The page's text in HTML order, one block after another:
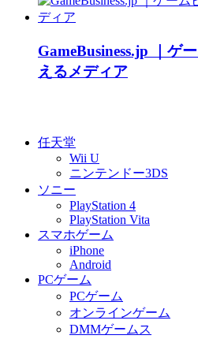
GameBusiness.jp ｜ゲ
えるメディア
任天堂
Wii U
ニンテンドー3DS
ソニー
PlayStation 4
PlayStation Vita
スマホゲーム
iPhone
Android
PCゲーム
PCゲーム
オンラインゲーム
DMMゲームス